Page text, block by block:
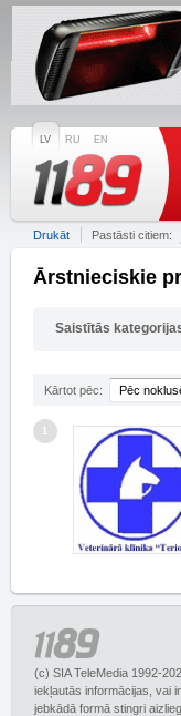
LV RU EN
Drukāt Pastāsti citiem:
Ārstnieciskie
Saistītās
Kārtot pēc: Pēc
1
(c) SIA TeleMedia 1992-
iekļautās informācijas, vai
jebkādā formā stingri